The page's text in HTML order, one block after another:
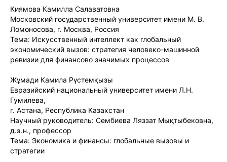
Киямова Камилла Салаватовна
Московский государственный университет имени М. В.
Ломоносова, г. Москва, Россия
Тема: Искусственный интеллект как глобальный
экономический вызов: стратегия человеко-машинной
ревизии для финансово значимых процессов
Жұмади Камила Рүстемқызы
Евразийский национальный университет имени Л.Н.
Гумилева,
г. Астана, Республика Казахстан
Научный руководитель: Сембиева Ляззат Мықтыбековна,
д.э.н., профессор
Тема: Экономика и финансы: глобальные вызовы и
стратегии